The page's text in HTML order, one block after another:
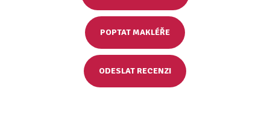
POPTAT MAKLÉŘE
ODESLAT RECENZI